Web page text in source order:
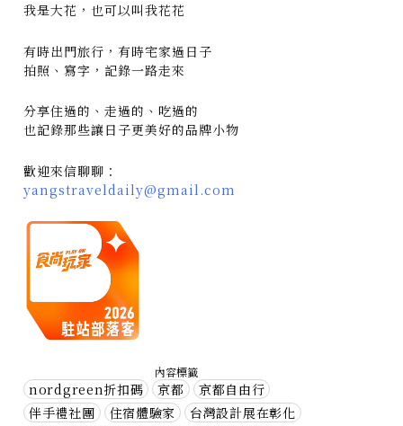
我是大花，也可以叫我花花
有時出門旅行，有時宅家過日子
拍照、寫字，記錄一路走來
分享住過的、走過的、吃過的
也記錄那些讓日子更美好的品牌小物
歡迎來信聊聊：
yangstraveldaily@gmail.com
內容標籤
nordgreen折扣碼 京都
京都自由行
伴手禮社團
住宿體驗家
台灣設計展在彰化